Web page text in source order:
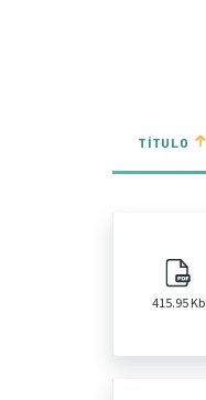
TÍTULO
415.95 Kb